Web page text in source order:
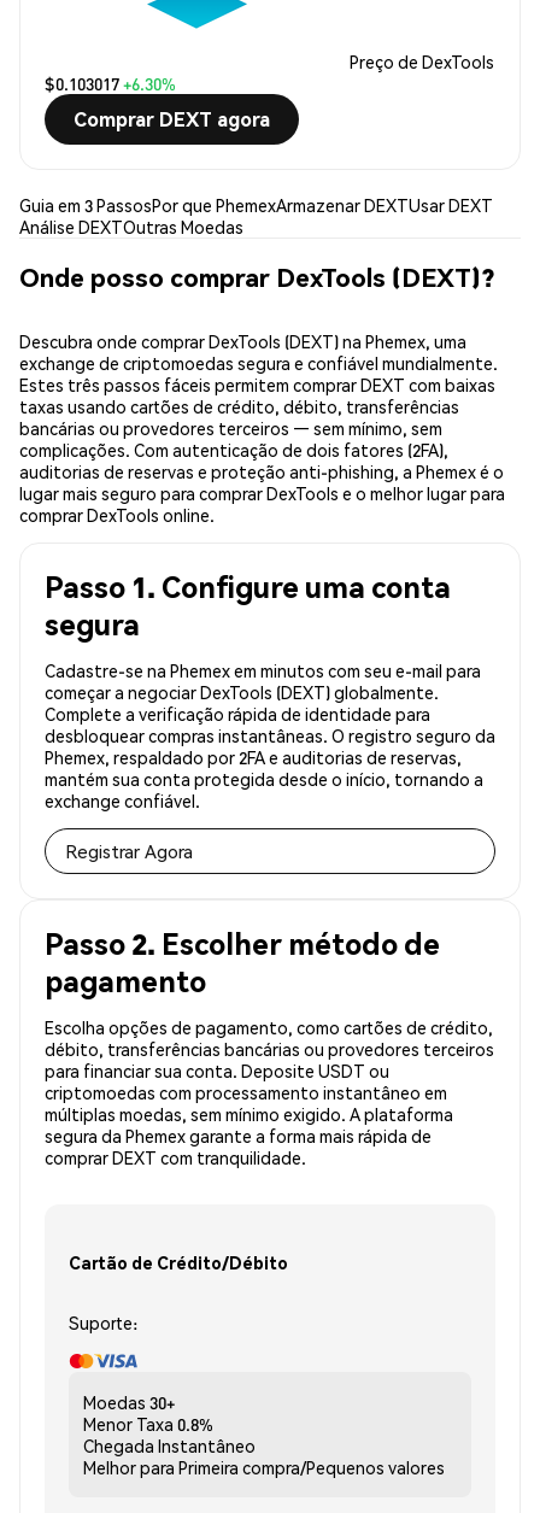
Preço de DexTools
$0.103017+6.30%
Comprar DEXT agora
Guia em 3 PassosPor que PhemexArmazenar DEXTUsar DEXT
Análise DEXTOutras Moedas
Onde posso comprar DexTools (DEXT)?
Descubra onde comprar DexTools (DEXT) na Phemex, uma
exchange de criptomoedas segura e confiável mundialmente.
Estes três passos fáceis permitem comprar DEXT com baixas
taxas usando cartões de crédito, débito, transferências
bancárias ou provedores terceiros — sem mínimo, sem
complicações. Com autenticação de dois fatores (2FA),
auditorias de reservas e proteção anti-phishing, a Phemex é o
lugar mais seguro para comprar DexTools e o melhor lugar para
comprar DexTools online.
Passo 1. Configure uma conta
segura
Cadastre-se na Phemex em minutos com seu e-mail para
começar a negociar DexTools (DEXT) globalmente.
Complete a verificação rápida de identidade para
desbloquear compras instantâneas. O registro seguro da
Phemex, respaldado por 2FA e auditorias de reservas,
mantém sua conta protegida desde o início, tornando a
exchange confiável.
Registrar Agora
Passo 2. Escolher método de
pagamento
Escolha opções de pagamento, como cartões de crédito,
débito, transferências bancárias ou provedores terceiros
para financiar sua conta. Deposite USDT ou
criptomoedas com processamento instantâneo em
múltiplas moedas, sem mínimo exigido. A plataforma
segura da Phemex garante a forma mais rápida de
comprar DEXT com tranquilidade.
Cartão de Crédito/Débito
Suporte:
Moedas 30+
Menor Taxa 0.8%
Chegada Instantâneo
Melhor para Primeira compra/Pequenos valores